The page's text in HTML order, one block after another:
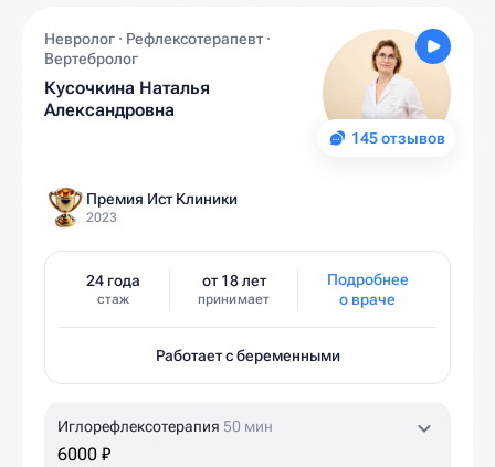
145 отзывов
Невролог · Рефлексотерапевт ·
Вертебролог
Кусочкина Наталья
Александровна
Премия Ист Клиники
2023
24 года
стаж
от 18 лет
принимает
Подробнее
о враче
Работает с беременными
Иглорефлексотерапия 50 мин
6000 ₽